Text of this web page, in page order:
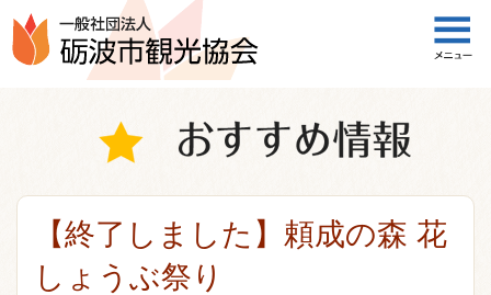
一般社団法人 砺波市観光協会
【終了しました】頼成の森 花
しょうぶ祭り